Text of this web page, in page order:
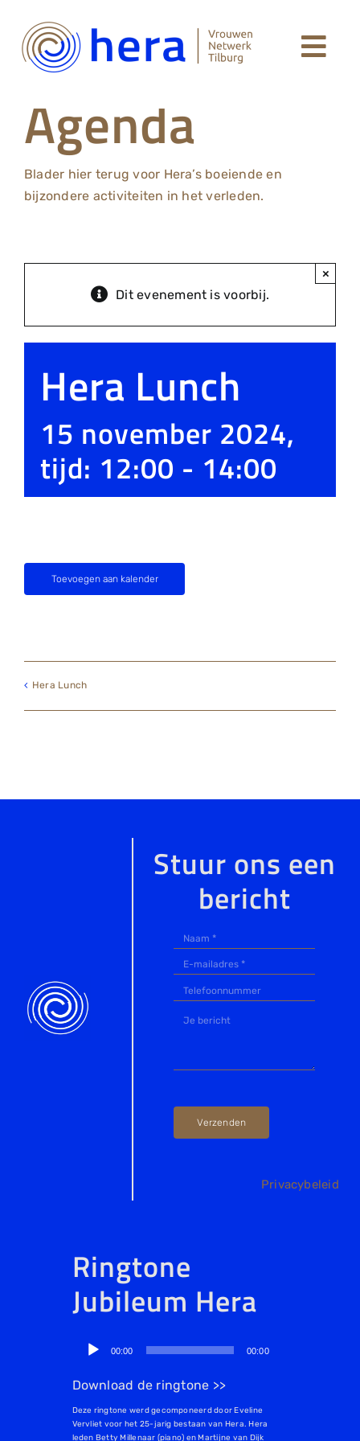
naar
inhoud
Leden Hera Netwerk
Agenda
Agenda
Blader hier terug voor Hera’s boeiende en
bijzondere activiteiten in het verleden.
Dit evenement is voorbij.
×
Hera Lunch
15 november 2024,
tijd: 12:00 - 14:00
Toevoegen aan kalender
Hera Lunch
Ringtone
Jubileum Hera
Audiospeler
00:00 00:00
Download de ringtone >>
Deze ringtone werd gecomponeerd door Eveline
Vervliet voor het 25-jarig bestaan van Hera. Hera
leden Betty Millenaar (piano) en Martijne van Dijk
Stuur ons een
bericht
Verzenden
Privacybeleid